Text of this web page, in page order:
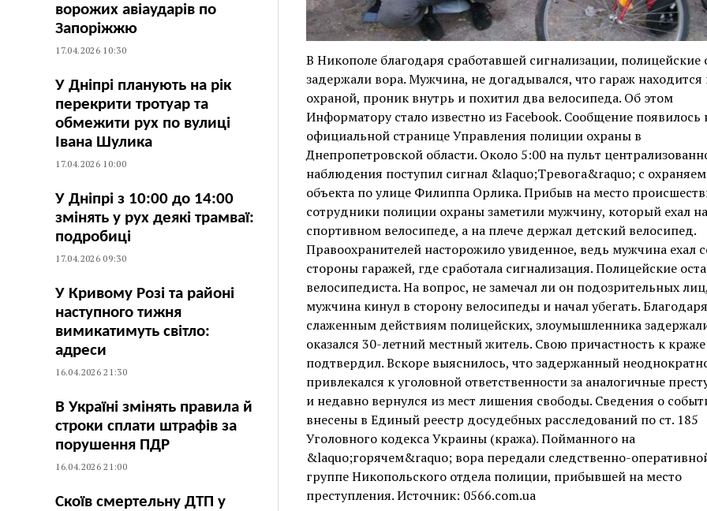
ворожих авіаударів по
Запоріжжю
17.04.2026 10:30
У Дніпрі планують на рік
перекрити тротуар та
обмежити рух по вулиці
Івана Шулика
17.04.2026 10:00
У Дніпрі з 10:00 до 14:00
змінять у рух деякі трамваї:
подробиці
17.04.2026 09:30
У Кривому Розі та районі
наступного тижня
вимикатимуть світло:
адреси
16.04.2026 21:30
В Україні змінять правила й
строки сплати штрафів за
порушення ПДР
16.04.2026 21:00
Скоїв смертельну ДТП у
В Никополе благодаря сработавшей сигнализации, полицейские
задержали вора. Мужчина, не догадывался, что гараж находится
охраной, проник внутрь и похитил два велосипеда. Об этом
Информатору стало известно из Facebook. Сообщение появилось
официальной странице Управления полиции охраны в
Днепропетровской области. Около 5:00 на пульт
наблюдения поступил сигнал &laquo;Тревога&raquo; с
объекта по улице Филиппа Орлика. Прибыв на место
сотрудники полиции охраны заметили мужчину, который ехал на
спортивном велосипеде, а на плече держал детский велосипед.
Правоохранителей насторожило увиденное, ведь мужчина ехал
стороны гаражей, где сработала сигнализация. Полицейские
велосипедиста. На вопрос, не замечал ли он подозрительных
мужчина кинул в сторону велосипеды и начал убегать. Благодаря
слаженным действиям полицейских, злоумышленника
оказался 30-летний местный житель. Свою причастность к краже
подтвердил. Вскоре выяснилось, что задержанный
привлекался к уголовной ответственности за аналогичные
и недавно вернулся из мест лишения свободы. Сведения о
внесены в Единый реестр досудебных расследований по ст. 185
Уголовного кодекса Украины (кража). Пойманного на
&laquo;горячем&raquo; вора передали следственно-
группе Никопольского отдела полиции, прибывшей на место
преступления. Источник: 0566.com.ua